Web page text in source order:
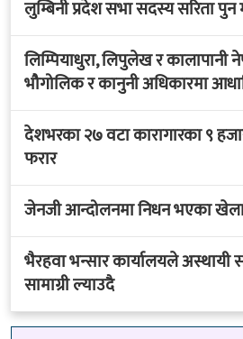
लुम्बिनी प्रदेश सभा सदस्य सरिता
लिम्पियाधुरा, लिपुलेख र कालापानी
भौगोलिक र कानुनी अधिकारमा
देशभरका २७ वटा कारागारका ९
फरार
जेनजी आन्दोलनमा निधन भएका खेलाडी
भैरहवा भन्सार कार्यालयले
सामाग्री ल्याउदै